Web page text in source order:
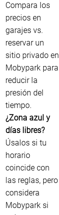
Compara los
precios en
garajes vs.
reservar un
sitio privado en
Mobypark para
reducir la
presión del
tiempo.
¿Zona azul y
días libres?
Úsalos si tu
horario
coincide con
las reglas, pero
considera
Mobypark si